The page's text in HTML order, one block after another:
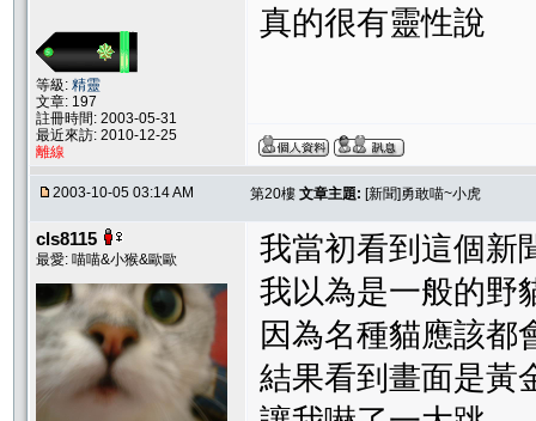
等級: 精靈
文章: 197
註冊時間: 2003-05-31
最近來訪: 2010-12-25
離線
真的很有靈性說
2003-10-05 03:14 AM 第20樓 文章主題: [新聞]勇敢喵~小虎
cls8115
最愛: 喵喵&小猴&歐歐
我當初看到這個新
我以為是一般的野
因為名種貓應該都
結果看到畫面是黃